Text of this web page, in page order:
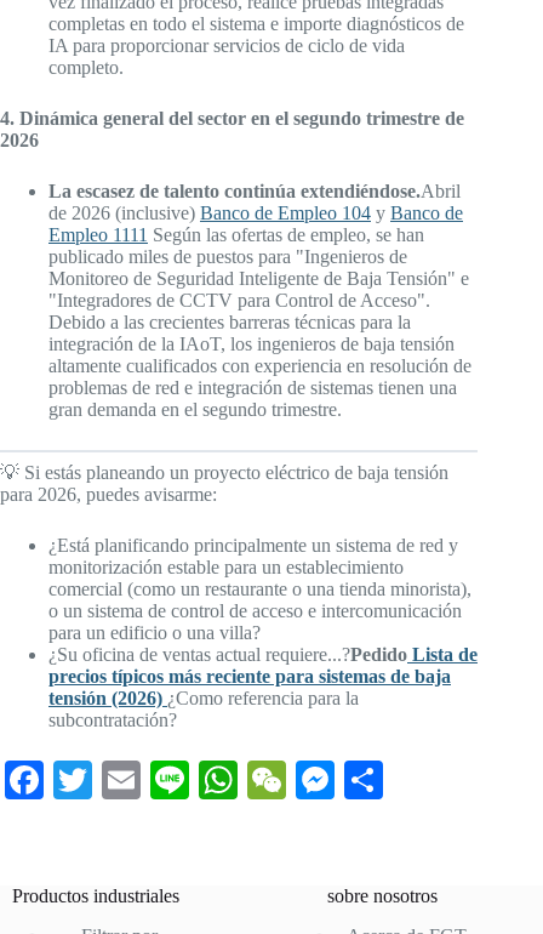
completas en todo el sistema e importe diagnósticos de
IA para proporcionar servicios de ciclo de vida
completo.
4. Dinámica general del sector en el segundo trimestre de
2026
La escasez de talento continúa extendiéndose.Abril
de 2026 (inclusive) Banco de Empleo 104 y Banco de
Empleo 1111 Según las ofertas de empleo, se han
publicado miles de puestos para "Ingenieros de
Monitoreo de Seguridad Inteligente de Baja Tensión" e
"Integradores de CCTV para Control de Acceso".
Debido a las crecientes barreras técnicas para la
integración de la IAoT, los ingenieros de baja tensión
altamente cualificados con experiencia en resolución de
problemas de red e integración de sistemas tienen una
gran demanda en el segundo trimestre.
💡 Si estás planeando un proyecto eléctrico de baja tensión
para 2026, puedes avisarme:
¿Está planificando principalmente un sistema de red y
monitorización estable para un establecimiento
comercial (como un restaurante o una tienda minorista),
o un sistema de control de acceso e intercomunicación
para un edificio o una villa?
¿Su oficina de ventas actual requiere...?Pedido Lista de
precios típicos más reciente para sistemas de baja
tensión (2026) ¿Como referencia para la
subcontratación?
Fa
ok
T
r
E
Li
W
W
M
ng pa
Productos industriales
sobre nosotros